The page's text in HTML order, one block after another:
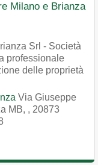
Milano e Brianza
Srl - Società
professionale
delle proprietà
Via Giuseppe
MB, , 20873